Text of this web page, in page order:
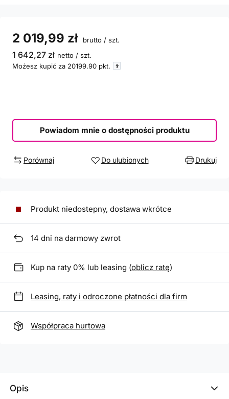
2 019,99 zł brutto / szt.
1 642,27 zł netto / szt.
Możesz kupić za 20199.90 pkt.
Powiadom mnie o dostępności produktu
Porównaj Do ulubionych Drukuj
Produkt niedostepny, dostawa wkrótce
14 dni na darmowy zwrot
Kup na raty 0% lub leasing (oblicz ratę)
Leasing, raty i odroczone płatności dla firm
Współpraca hurtowa
Opis